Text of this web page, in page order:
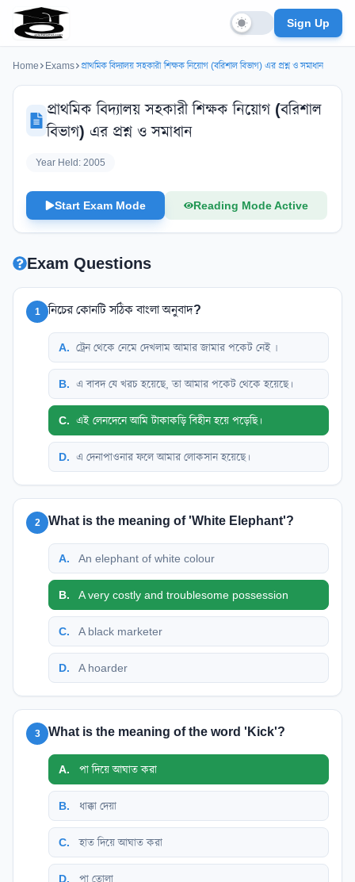
Sign Up
Home Exams প্রাথমিক বিদ্যালয় সহকারী শিক্ষক নিয়োগ (বরিশাল বিভাগ) এর প্রশ্ন ও সমাধান
প্রাথমিক বিদ্যালয় সহকারী শিক্ষক নিয়োগ (বরিশাল
বিভাগ) এর প্রশ্ন ও সমাধান
Year Held: 2005
Start Exam Mode Reading Mode Active
Exam Questions
1 নিচের কোনটি সঠিক বাংলা অনুবাদ?
A. ট্রেন থেকে নেমে দেখলাম আমার জামার পকেট নেই ৷
B. এ বাবদ যে খরচ হয়েছে, তা আমার পকেট থেকে হয়েছে।
C. এই লেনদেনে আমি টাকাকড়ি বিহীন হয়ে পড়েছি।
D. এ দেনাপাওনার ফলে আমার লোকসান হয়েছে।
2 What is the meaning of 'White Elephant'?
A. An elephant of white colour
B. A very costly and troublesome possession
C. A black marketer
D. A hoarder
3 What is the meaning of the word 'Kick'?
A. পা দিয়ে আঘাত করা
B. ধাক্কা দেয়া
C. হাত দিয়ে আঘাত করা
D. পা তোলা